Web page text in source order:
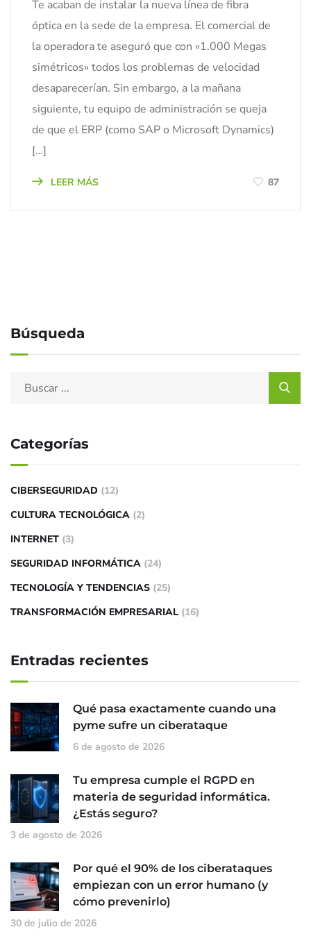
Te acaban de instalar la nueva línea de fibra
óptica en la sede de la empresa. El comercial de
la operadora te aseguró que con «1.000 Megas
simétricos» todos los problemas de velocidad
desaparecerían. Sin embargo, a la mañana
siguiente, tu equipo de administración se queja
de que el ERP (como SAP o Microsoft Dynamics)
[…]
LEER MÁS 87
Búsqueda
Categorías
CIBERSEGURIDAD (12)
CULTURA TECNOLÓGICA (2)
INTERNET (3)
SEGURIDAD INFORMÁTICA (24)
TECNOLOGÍA Y TENDENCIAS (25)
TRANSFORMACIÓN EMPRESARIAL (16)
Entradas recientes
Qué pasa exactamente cuando una
pyme sufre un ciberataque
6 de agosto de 2026
Tu empresa cumple el RGPD en
materia de seguridad informática.
¿Estás seguro?
3 de agosto de 2026
Por qué el 90% de los ciberataques
empiezan con un error humano (y
cómo prevenirlo)
30 de julio de 2026